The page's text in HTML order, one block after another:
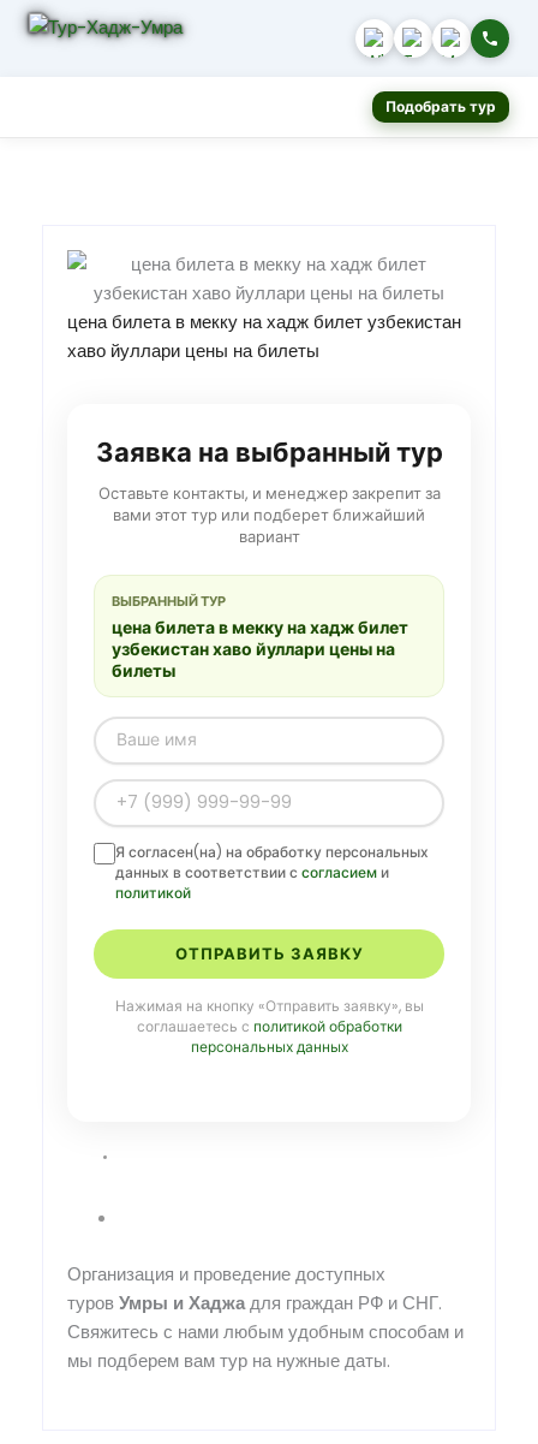
Подобрать тур
цена билета в мекку на хадж билет узбекистан
хаво йуллари цены на билеты
Заявка на выбранный тур
Оставьте контакты, и менеджер закрепит за
вами этот тур или подберет ближайший
вариант
ВЫБРАННЫЙ ТУР
цена билета в мекку на хадж билет
узбекистан хаво йуллари цены на
билеты
Я согласен(на) на обработку персональных
данных в соответствии с согласиеми
политикой
ОТПРАВИТЬ ЗАЯВКУ
Нажимая на кнопку «Отправить заявку», вы
соглашаетесь с политикой обработки
персональных данных
Организация и проведение доступных
туров Умры и Хаджадля граждан РФ и СНГ.
Свяжитесь с нами любым удобным способам и
мы подберем вам тур на нужные даты.